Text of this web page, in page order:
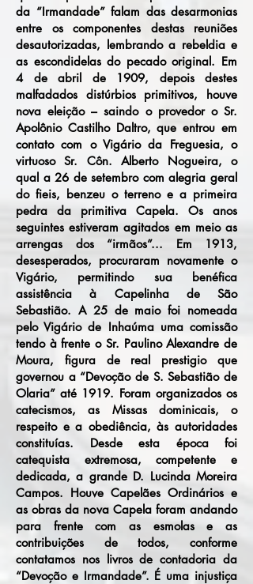
da “Irmandade” falam das desarmonias
entre os componentes destas reuniões
desautorizadas, lembrando a rebeldia e
as escondidelas do pecado original. Em
4 de abril de 1909, depois destes
malfadados distúrbios primitivos, houve
nova eleição – saindo o provedor o Sr.
Apolônio Castilho Daltro, que entrou em
contato com o Vigário da Freguesia, o
virtuoso Sr. Côn. Alberto Nogueira, o
qual a 26 de setembro com alegria geral
do fieis, benzeu o terreno e a primeira
pedra da primitiva Capela. Os anos
seguintes estiveram agitados em meio as
arrengas dos “irmãos”... Em 1913,
desesperados, procuraram novamente o
Vigário, permitindo sua benéfica
assistência à Capelinha de São
Sebastião. A 25 de maio foi nomeada
pelo Vigário de Inhaúma uma comissão
tendo à frente o Sr. Paulino Alexandre de
Moura, figura de real prestigio que
governou a “Devoção de S. Sebastião de
Olaria” até 1919. Foram organizados os
catecismos, as Missas dominicais, o
respeito e a obediência, às autoridades
constituías. Desde esta época foi
catequista extremosa, competente e
dedicada, a grande D. Lucinda Moreira
Campos. Houve Capelães Ordinários e
as obras da nova Capela foram andando
para frente com as esmolas e as
contribuições de todos, conforme
contatamos nos livros de contadoria da
“Devoção e Irmandade”. É uma injustiça